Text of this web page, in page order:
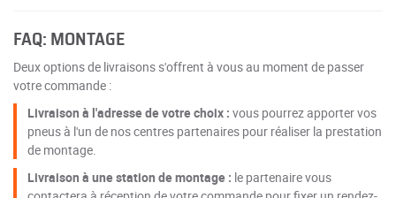
FAQ: MONTAGE
Deux options de livraisons s'offrent à vous au moment de passer
votre commande :
Livraison à l'adresse de votre choix : vous pourrez apporter vos
pneus à l'un de nos centres partenaires pour réaliser la prestation
de montage.
Livraison à une station de montage : le partenaire vous